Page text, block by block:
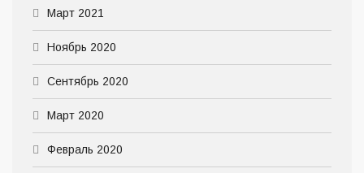
Март 2021
Ноябрь 2020
Сентябрь 2020
Март 2020
Февраль 2020